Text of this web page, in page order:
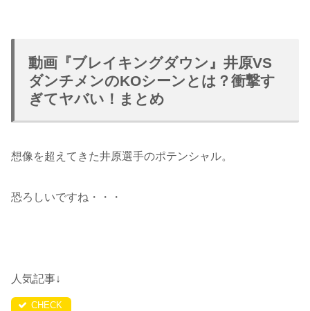
動画『ブレイキングダウン』井原VS
ダンチメンのKOシーンとは？衝撃す
ぎてヤバい！まとめ
想像を超えてきた井原選手のポテンシャル。
恐ろしいですね・・・
人気記事↓